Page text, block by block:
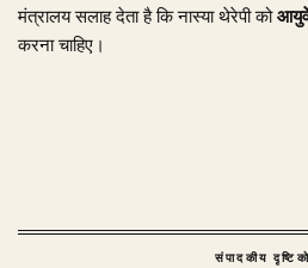
मंत्रालय सलाह देता है कि नास्या थेरेपी को
करना चाहिए।
संपादकीय